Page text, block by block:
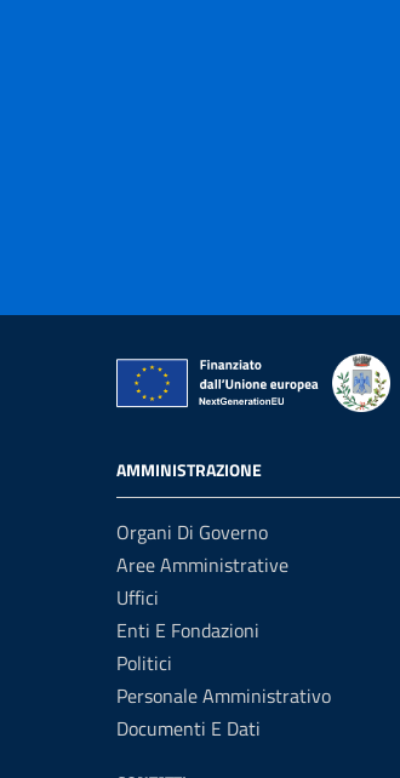
AMMINISTRAZIONE
Organi Di Governo
Aree Amministrative
Uffici
Enti E Fondazioni
Politici
Personale Amministrativo
Documenti E Dati